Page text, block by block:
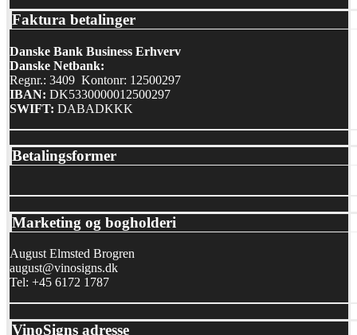
Faktura betalinger
Danske Bank Business Erhverv
Danske Netbank:
Regnr.: 3409 Kontonr: 12500297
IBAN: DK5330000012500297
SWIFT: DABADKKK
Betalingsformer
Marketing og bogholderi
August Elmsted Brogren
august@vinosigns.dk
Tel: +45 6172 1787
VinoSigns adresse